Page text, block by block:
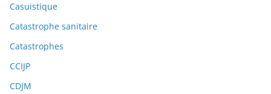
Casuistique
Catastrophe sanitaire
Catastrophes
CCIJP
CDJM